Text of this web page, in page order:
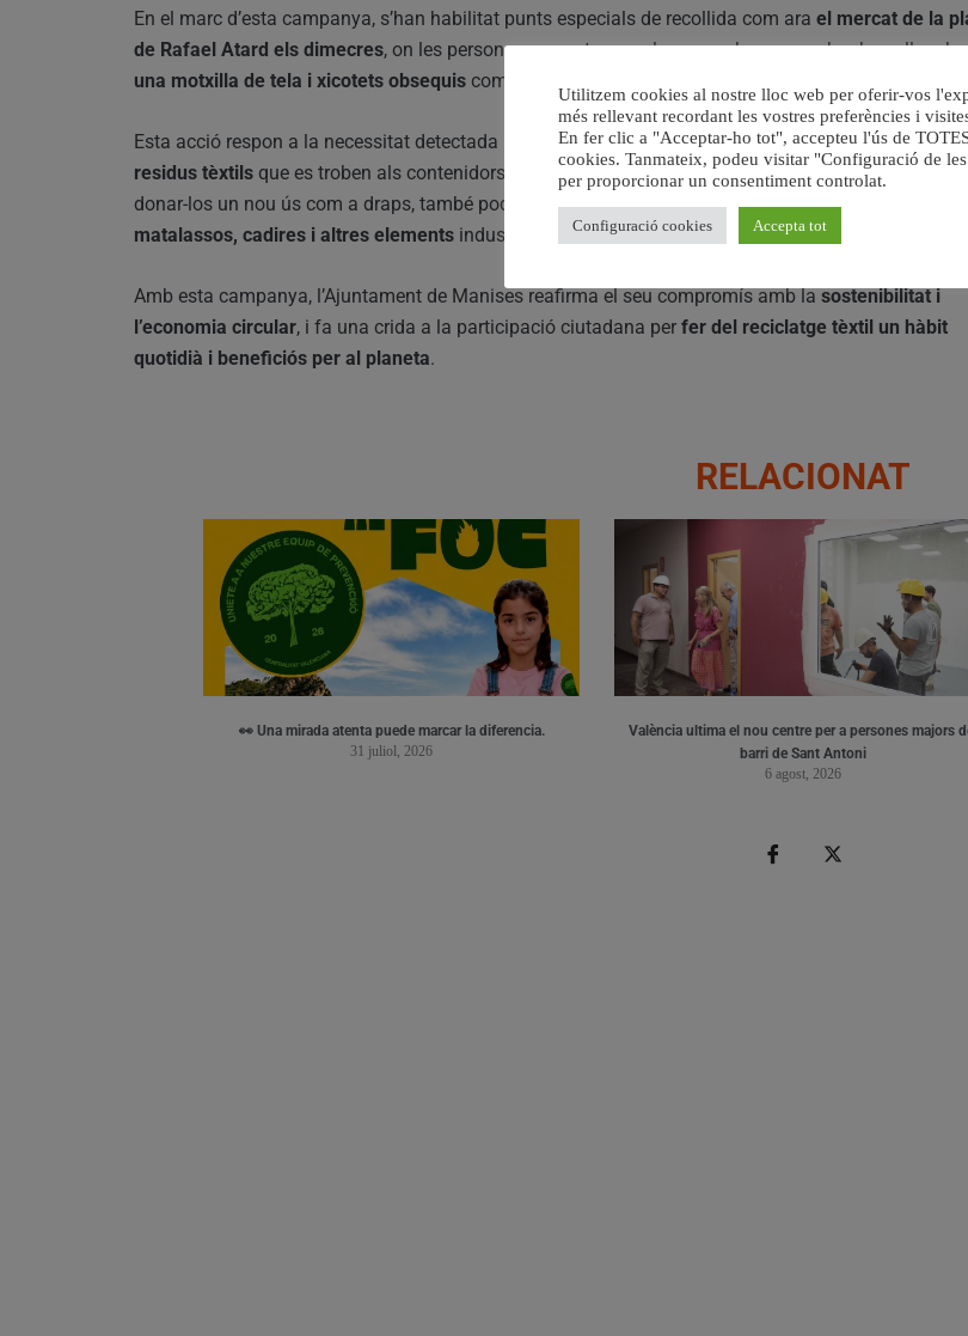
En el marc d’esta campanya, s’han habilitat punts especials de recollida com ara el mercat de la
de Rafael Atard els dimecres, on les persones que entreguen les seues bosses amb roba vella
una motxilla de tela i xicotets obsequis com a incentiu.
Esta acció respon a la necessitat detectada per l’equip tècnic de Medi Ambient de reduir l’alt índex
residus tèxtils que es troben als contenidors de resta, tot i sermaterials altament reciclables. A
donar-los un nou ús com a draps, també poden emprar-se per a la fabricació dematerials d’interior
matalassos, cadires i altres elements industrials.
Amb esta campanya, l’Ajuntament de Manises reafirma el seu compromís amb lasostenibilitat i
l’economia circular, i fa una crida a la participació ciutadana per fer del reciclatge tèxtil un hàbit
quotidià i beneficiós per al planeta.
RELACIONAT
👀 Una mirada atenta puede marcar la diferencia.
31 juliol, 2026
València ultima el nou centre per a persones majors
barri de Sant Antoni
6 agost, 2026
Utilitzem cookies al nostre lloc web per oferir-vos
més rellevant recordant les vostres preferències i
En fer clic a "Acceptar-ho tot", accepteu l'ús de
cookies. Tanmateix, podeu visitar "Configuració de
per proporcionar un consentiment controlat.
Configuració cookies Accepta tot